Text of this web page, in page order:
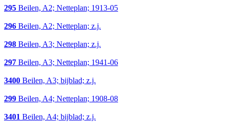
295 Beilen, A2; Netteplan; 1913-05
296 Beilen, A2; Netteplan; z.j.
298 Beilen, A3; Netteplan; z.j.
297 Beilen, A3; Netteplan; 1941-06
3400 Beilen, A3; bijblad; z.j.
299 Beilen, A4; Netteplan; 1908-08
3401 Beilen, A4; bijblad; z.j.